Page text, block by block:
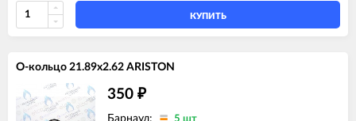
КУПИТЬ
О-кольцо 21.89x2.62 ARISTON
350 ₽
Барнаул: 5 шт